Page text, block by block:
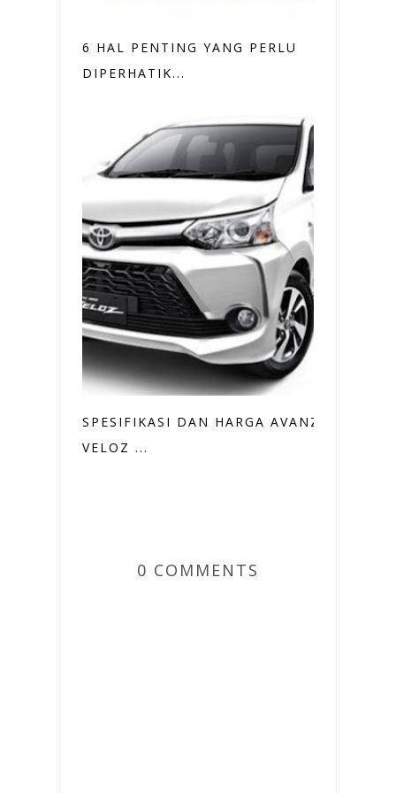
6 HAL PENTING YANG PERLU
DIPERHATIK...
SPESIFIKASI DAN HARGA AVANZA
VELOZ ...
0 COMMENTS